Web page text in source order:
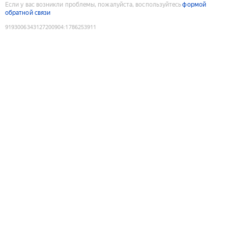
Если у вас возникли проблемы, пожалуйста, воспользуйтесьформой
обратной связи
9193006343127200904:1786253911